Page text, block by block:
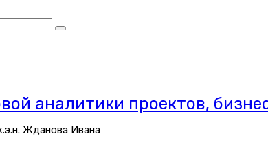
аналитики проектов,
Жданова Ивана